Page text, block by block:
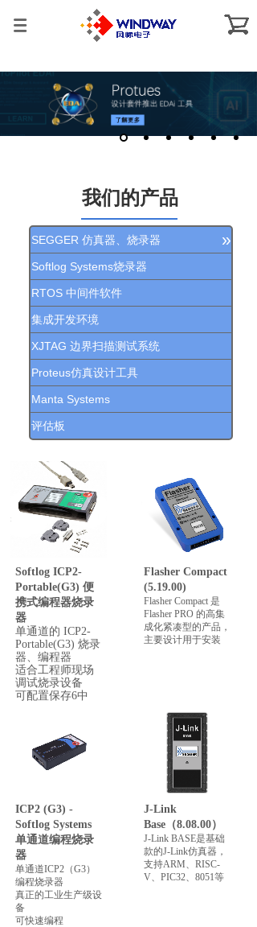
Softlog ICP2-
Portable(G3) 便
携式编程器烧录
器
单通道的 ICP2-
Portable(G3) 烧录
器、编程器
适合工程师现场
调试烧录设备
可配置保存6中
Flasher Compact
(5.19.00)
Flasher Compact 是
Flasher PRO 的高集
成化紧凑型的产品，
主要设计用于安装
ICP2 (G3) -
Softlog Systems
单通道编程烧录
器
单通道ICP2（G3）
编程烧录器
真正的工业生产级设
备
可快速编程
J-Link
Base（8.08.00）
J-Link BASE是基础
款的J-Link仿真器，
支持ARM、RISC-
V、PIC32、8051等
我们的产品
查看更多
SEGGER 仿真器、烧录器 »
Softlog Systems烧录器
RTOS 中间件软件
集成开发环境
XJTAG 边界扫描测试系统
Proteus仿真设计工具
Manta Systems
评估板